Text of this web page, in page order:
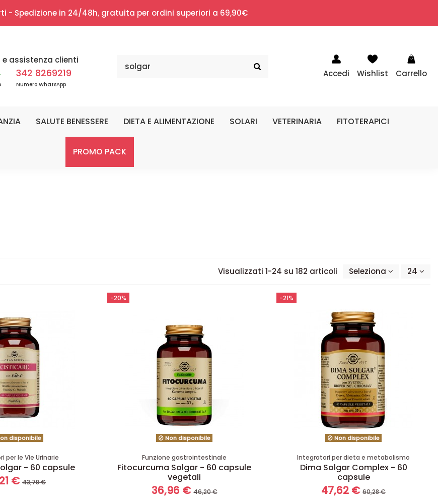
- Spedizione in 24/48h, gratuita per ordini superiori a 69,90€
assistenza clienti
342 8269219
Numero WhatsApp
Accedi Wishlist Carrello
SALUTE BENESSERE DIETA E ALIMENTAZIONE SOLARI VETERINARIA FITOTERAPICI
PROMO PACK
Visualizzati 1-24 su 182 articoli Seleziona 24
disponibile
per le Vie Urinarie
- 60 capsule
€ 43,78 €
-20%
Non disponibile
Funzione gastrointestinale
Fitocurcuma Solgar - 60 capsule
vegetali
36,96 €46,20 €
-21%
Non disponibile
Integratori per dieta e metabolismo
Dima Solgar Complex - 60
capsule
47,62 € 60,28 €